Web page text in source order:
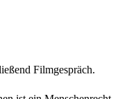
Filmgespräch.